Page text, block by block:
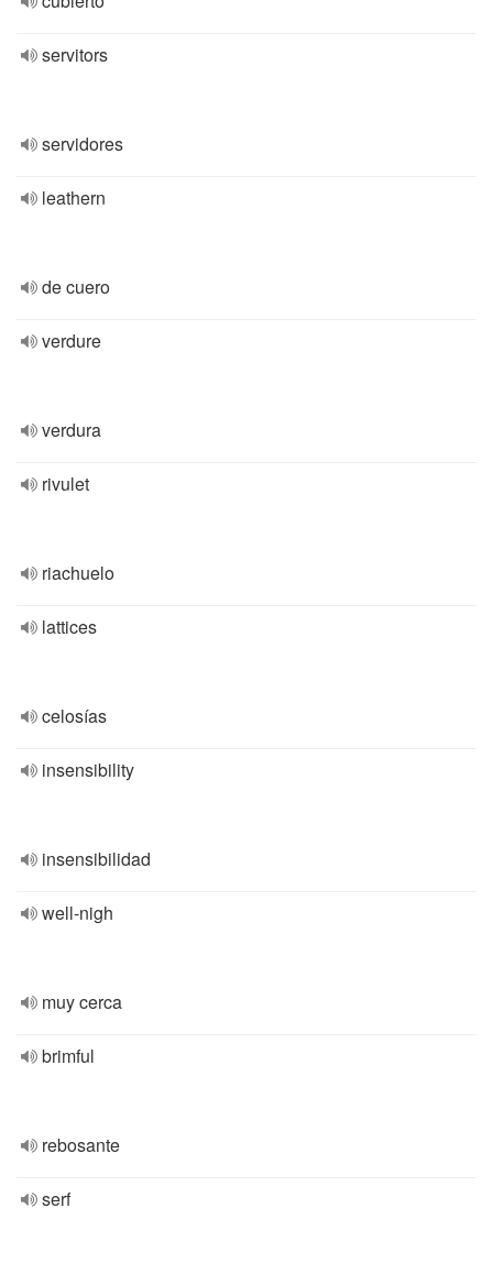
servitors
servidores
leathern
de cuero
verdure
verdura
rivulet
riachuelo
lattices
celosías
insensibility
insensibilidad
well-nigh
muy cerca
brimful
rebosante
serf